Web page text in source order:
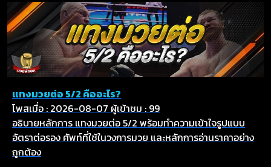
แทงมวยต่อ 5/2 คืออะไร?
โพสเมื่อ : 2026-08-07 ผู้เข้าชม : 99
อธิบายหลักการ แทงมวยต่อ 5/2 พร้อมทำความเข้าใจรูปแบบ
อัตราต่อรอง ศัพท์ที่ใช้ในวงการมวย และหลักการอ่านราคาอย่าง
ถูกต้อง